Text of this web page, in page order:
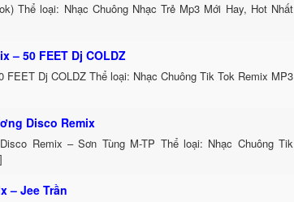
Thể loại: Nhạc Chuông Nhạc Trẻ Mp3 Mới Hay, Hot Nhất
– 50 FEET Dj COLDZ
FEET Dj COLDZ Thể loại: Nhạc Chuông Tik Tok Remix MP3
Disco Remix
Remix – Sơn Tùng M-TP Thể loại: Nhạc Chuông Tik
– Jee Trần